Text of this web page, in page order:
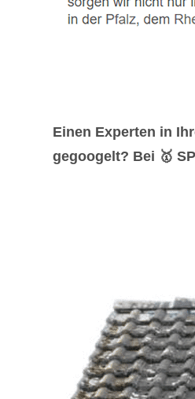
Einen Experten in
gegoogelt? Bei 🥇